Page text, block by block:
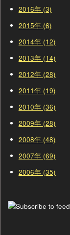
2016年 (3)
2015年 (6)
2014年 (12)
2013年 (14)
2012年 (28)
2011年 (19)
2010年 (36)
2009年 (28)
2008年 (48)
2007年 (69)
2006年 (35)